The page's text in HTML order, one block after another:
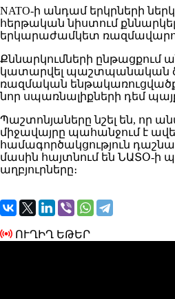
NATO-ի անդամ երկրների
հերթական նիստում
երկարաժամկետ
Քննարկումների ընթացքում
կատարվել պաշտպանական
ռազմական
նոր սպառնալիքների դեմ
Պաշտոնյաները նշել են, որ
միջավայրը պահանջում է
համագործակցություն
մասին հայտնում են ՆԱՏՕ-ի
աղբյուրները։
ՈՒՂԻՂ ԵԹԵՐ